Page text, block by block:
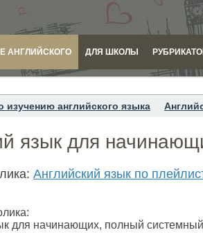
АНГЛИЙСКОГО ДЛЯ ШКОЛЫ
изучению английского языка
язык для
Английский язык по